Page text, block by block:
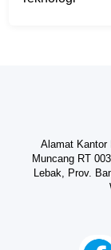
Alamat Kantor
Muncang RT
Lebak, Prov.